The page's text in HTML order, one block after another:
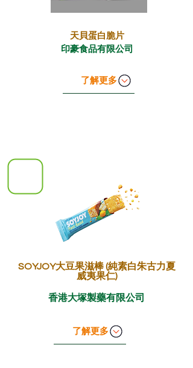
了解更多
天貝蛋白脆片
印豪食品有限公司
SOYJOY大豆果滋棒 (純素白朱古力夏
威夷果仁)
香港大塚製藥有限公司
了解更多